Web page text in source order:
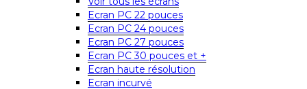
Ecran PC 22 pouces
Ecran PC 24 pouces
Ecran PC 27 pouces
Ecran PC 30 pouces et +
Ecran haute résolution
Ecran incurvé